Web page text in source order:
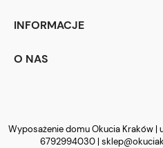
INFORMACJE
O NAS
Wyposażenie domu Okucia Kraków |
6792994030 |